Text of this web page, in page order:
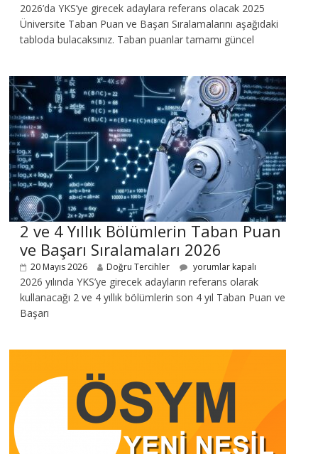
2026’da YKS’ye girecek adaylara referans olacak 2025
Üniversite Taban Puan ve Başarı Sıralamalarını aşağıdaki
tabloda bulacaksınız. Taban puanlar tamamı güncel
2 ve 4 Yıllık Bölümlerin Taban Puan
ve Başarı Sıralamaları 2026
20 Mayıs 2026 Doğru Tercihler yorumlar kapalı
2026 yılında YKS’ye girecek adayların referans olarak
kullanacağı 2 ve 4 yıllık bölümlerin son 4 yıl Taban Puan ve
Başarı